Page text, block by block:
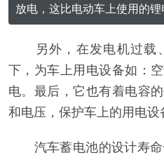
放电，这比电动车上使用的锂
另外，在发电机过载
下，为车上用电设备如：
电。最后，它也有着电容
和电压，保护车上的用电设
汽车蓄电池的设计寿命